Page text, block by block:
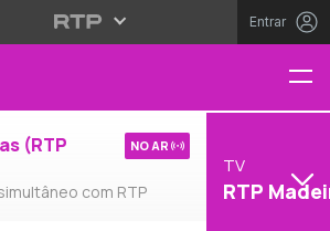
Entrar
(RTP
com RTP
NO AR
TV
RTP